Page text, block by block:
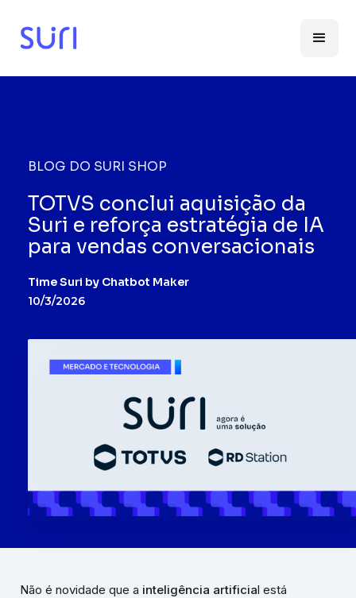
BLOG DO SURI SHOP
TOTVS conclui aquisição da
Suri e reforça estratégia de IA
para vendas conversacionais
Time Suri by Chatbot Maker
10/3/2026
Não é novidade que a inteligência artificial está